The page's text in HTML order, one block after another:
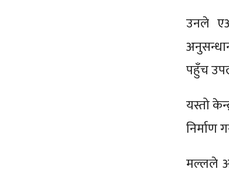
उनले
पहुँच
यस्तो
निर्माण
मल्लले